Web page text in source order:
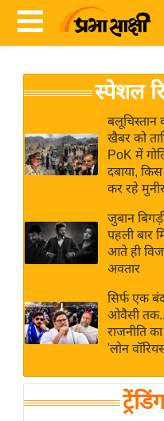
News
Hindi
Hindi
Live
News in
Hindi
News
ब
र
अंतर्राष्ट्रीय
बिज़नेस
उद्योग
विशेषज्ञ
राय
खेल
क्रिकेट
स्पेशल
बलूचिस्तान
खैबर को
PoK में
दबाया,
कर रहे
जुबान
पहली बार
आते ही
अवतार
सिर्फ एक
ओवैसी
राजनीति
'लोन
ट्रेंडिंग